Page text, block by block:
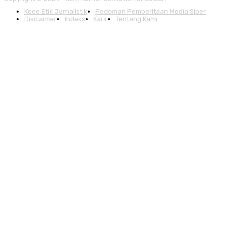
Kode Etik Jurnalistik
Pedoman Pemberitaan Media Siber
Disclaimer
Indeks Karir Tentang Kami